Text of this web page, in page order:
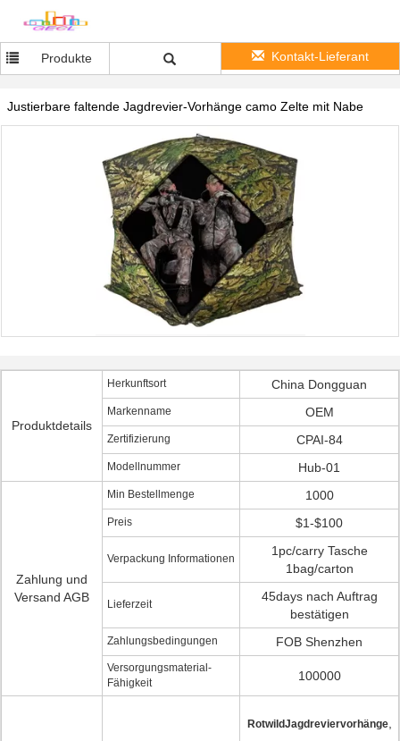
Produkte Kontakt-Lieferant
Justierbare faltende Jagdrevier-Vorhänge camo Zelte mit Nabe
Produktdetails
Herkunftsort China Dongguan
Markenname OEM
Zertifizierung CPAI-84
Modellnummer Hub-01
Zahlung und
Versand AGB
Min Bestellmenge 1000
Preis $1-$100
Verpackung Informationen
1pc/carry Tasche
1bag/carton
Lieferzeit
45days nach Auftrag
bestätigen
Zahlungsbedingungen FOB Shenzhen
Versorgungsmaterial-
Fähigkeit
100000
RotwildJagdreviervorhänge,